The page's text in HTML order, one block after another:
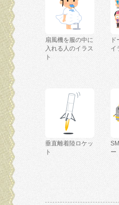
扇風機を服の中に
入れる人のイラス
ト
イ
垂直離着陸ロケッ
ト
ー